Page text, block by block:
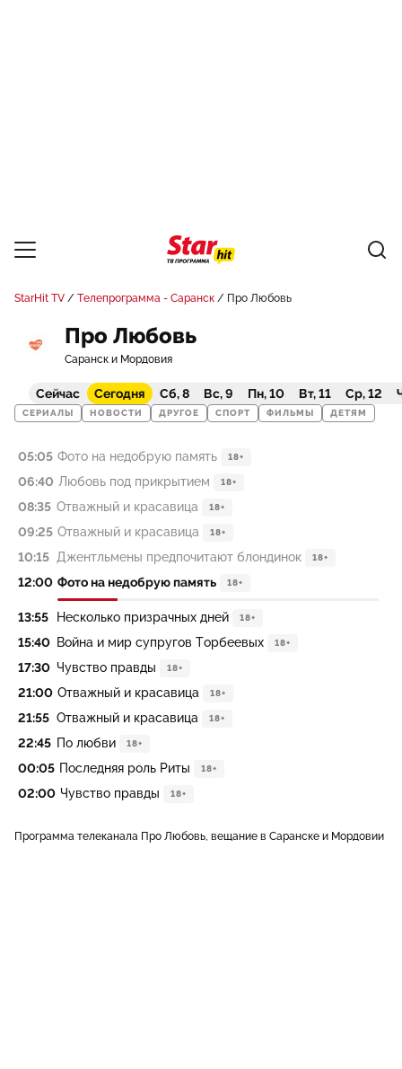
StarHit TV Телепрограмма - Саранск Про Любовь
Про Любовь
Саранск и Мордовия
Сейчас Сегодня Сб, 8 Вс, 9 Пн, 10 Вт, 11 Ср, 12
СЕРИАЛЫ НОВОСТИ ДРУГОЕ СПОРТ ФИЛЬМЫ ДЕТЯМ
05:05 Фото на недобрую память 18+
06:40 Любовь под прикрытием 18+
08:35 Отважный и красавица 18+
09:25 Отважный и красавица 18+
10:15 Джентльмены предпочитают блондинок 18+
12:00 Фото на недобрую память 18+
13:55 Несколько призрачных дней 18+
15:40 Война и мир супругов Торбеевых 18+
17:30 Чувство правды 18+
21:00 Отважный и красавица 18+
21:55 Отважный и красавица 18+
22:45 По любви 18+
00:05 Последняя роль Риты 18+
02:00 Чувство правды 18+
Программа телеканала Про Любовь, вещание в Саранске и Мордовии